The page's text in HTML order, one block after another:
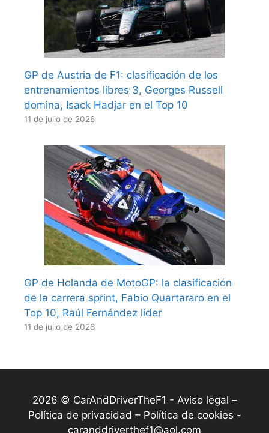
GP de Austria de F1: clasificación de los
entrenamientos libres 3, Georges Russell
domina, Isack Hadjar en el Top 10
11 de julio de 2026
GP de Holanda de MotoGP: la clasificación
de la carrera sprint, Fabio Quartararo en el
Top 10, Raúl Fernández líder
11 de julio de 2026
2026 © CarAndDriverTheF1 - Aviso legal –
Política de privacidad – Política de cookies -
caranddriverthef1@aol.com